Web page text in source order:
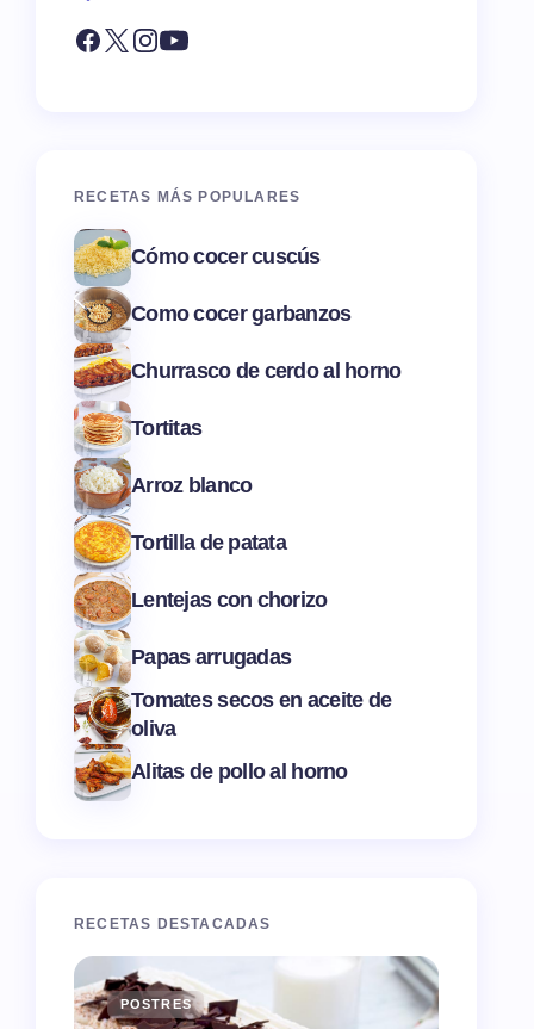
RECETAS MÁS POPULARES
Cómo cocer cuscús
Como cocer garbanzos
Churrasco de cerdo al horno
Tortitas
Arroz blanco
Tortilla de patata
Lentejas con chorizo
Papas arrugadas
Tomates secos en aceite de
oliva
Alitas de pollo al horno
RECETAS DESTACADAS
POSTRES